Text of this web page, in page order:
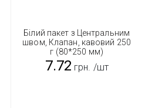
Білий пакет з Центральним
швом, Клапан, кавовий 250
г (80*250 мм)
7.72 грн. /шт